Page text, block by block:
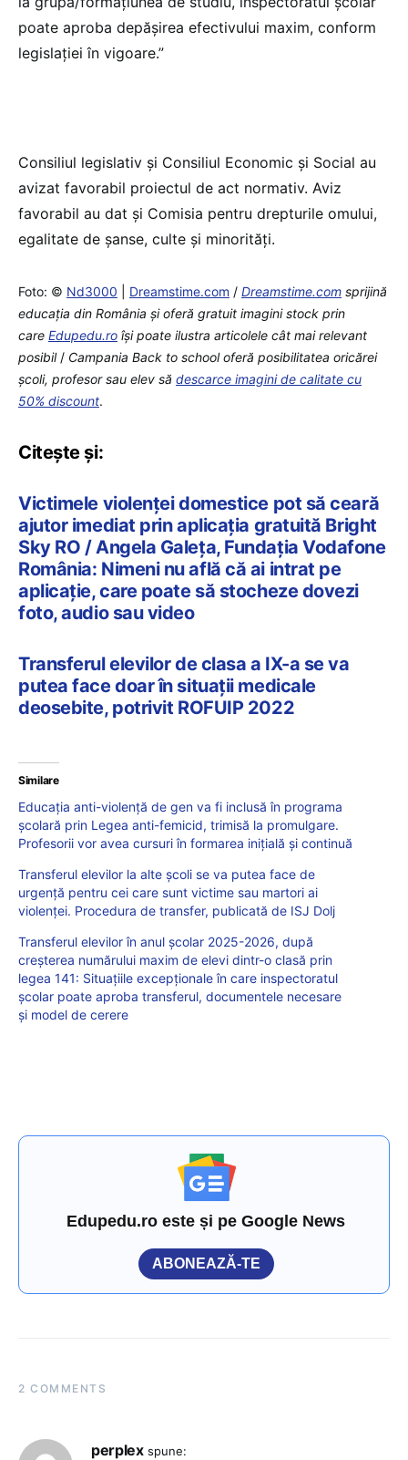
poate aproba depășirea efectivului maxim, conform
legislației în vigoare.”
Consiliul legislativ și Consiliul Economic și Social au
avizat favorabil proiectul de act normativ. Aviz
favorabil au dat și Comisia pentru drepturile omului,
egalitate de şanse, culte şi minorităţi.
Foto: © Nd3000 Dreamstime.com / Dreamstime.com sprijină
educaţia din România şi oferă gratuit imagini stock prin
care Edupedu.ro îşi poate ilustra articolele cât mai relevant
posibil/ Campania Back to school oferă posibilitatea oricărei
școli, profesor sau elev să descarce imagini de calitate cu
50% discount.
Citește și:
Victimele violenței domestice pot să ceară
ajutor imediat prin aplicația gratuită Bright
Sky RO / Angela Galeța, Fundația Vodafone
România: Nimeni nu află că ai intrat pe
aplicație, care poate să stocheze dovezi
foto, audio sau video
Transferul elevilor de clasa a IX-a se va
putea face doar în situații medicale
deosebite, potrivit ROFUIP 2022
Similare
Educația anti-violență de gen va fi inclusă în programa
școlară prin Legea anti-femicid, trimisă la promulgare.
Profesorii vor avea cursuri în formarea inițială și continuă
Transferul elevilor la alte școli se va putea face de
urgență pentru cei care sunt victime sau martori ai
violenței. Procedura de transfer, publicată de ISJ Dolj
Transferul elevilor în anul școlar 2025-2026, după
creșterea numărului maxim de elevi dintr-o clasă prin
legea 141: Situațiile excepționale în care inspectoratul
școlar poate aproba transferul, documentele necesare
și model de cerere
Edupedu.ro este și pe Google News
ABONEAZĂ-TE
2 COMMENTS
perplex spune: